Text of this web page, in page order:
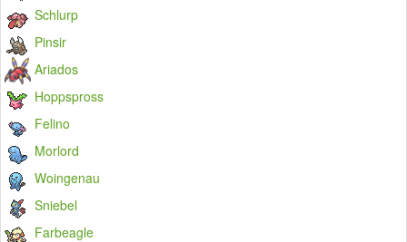
Schlurp
Pinsir
Ariados
Hoppspross
Felino
Morlord
Woingenau
Sniebel
Farbeagle